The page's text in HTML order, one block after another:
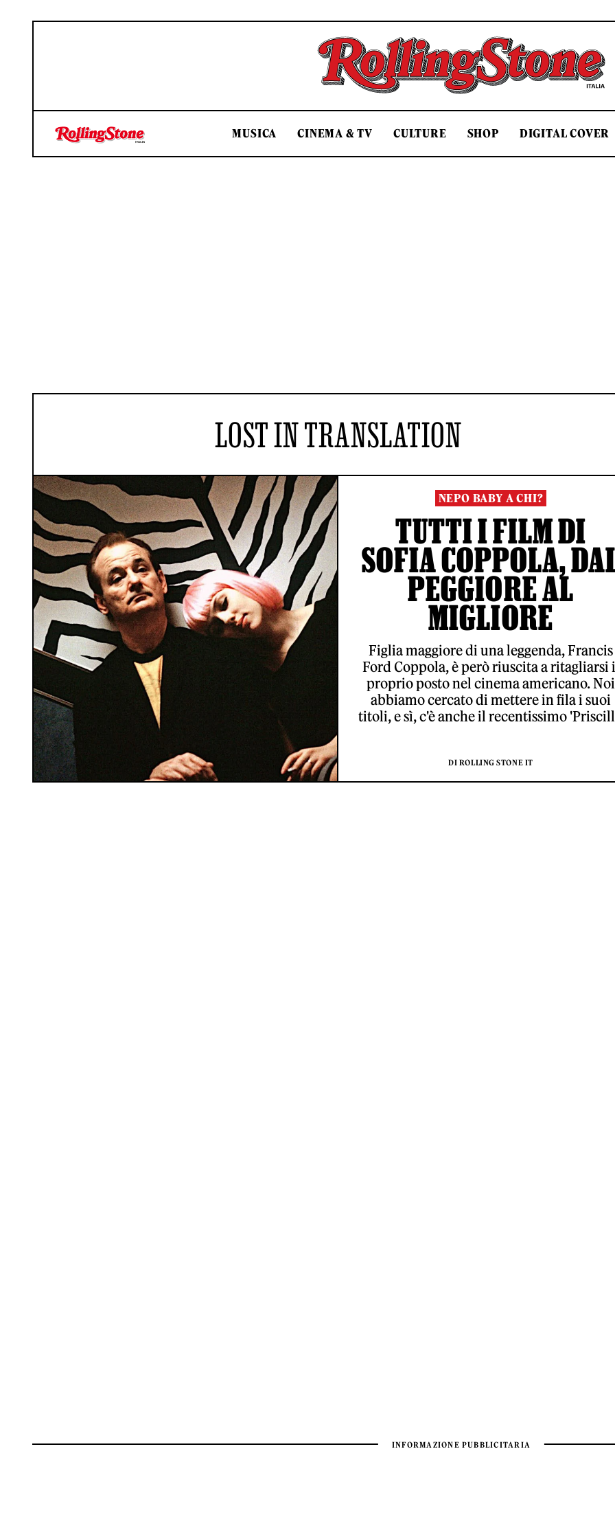
Rolling Stone Italia
MUSICA CINEMA & TV CULTURE SHOP DIGITAL COVER
LOST IN TRANSLATION
NEPO BABY A CHI?
TUTTI I FILM DI
SOFIA COPPOLA,
PEGGIORE AL
MIGLIORE
Figlia maggiore di una leggenda, Francis
Ford Coppola, è però riuscita a ritagliarsi
proprio posto nel cinema americano. Noi
abbiamo cercato di mettere in fila i suoi
titoli, e sì, c'è anche il recentissimo
DI ROLLING STONE IT